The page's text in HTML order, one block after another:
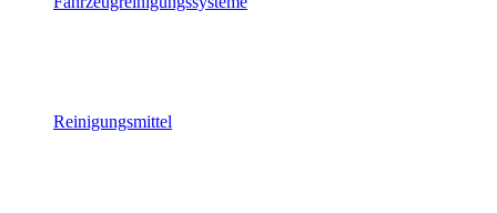
Reinigungsmittel